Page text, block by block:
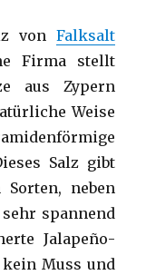
von Falksalt
Firma stellt
aus Zypern
Weise
Salz gibt
neben
spannend
Jalapeño-
Muss und